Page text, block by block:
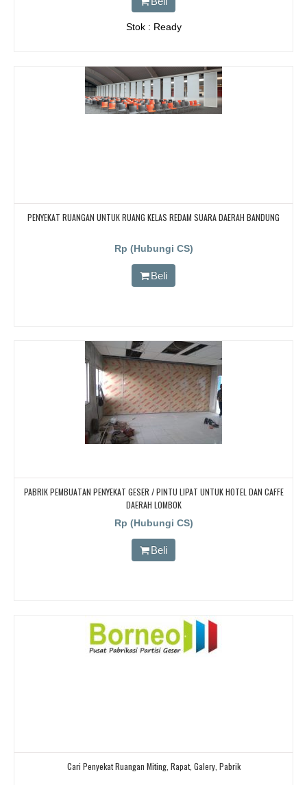
Stok : Ready
PENYEKAT RUANGAN UNTUK RUANG KELAS REDAM SUARA DAERAH BANDUNG
Rp (Hubungi CS)
Beli
PABRIK PEMBUATAN PENYEKAT GESER / PINTU LIPAT UNTUK HOTEL DAN CAFFE
DAERAH LOMBOK
Rp (Hubungi CS)
Beli
Cari Penyekat Ruangan Miting, Rapat, Galery, Pabrik